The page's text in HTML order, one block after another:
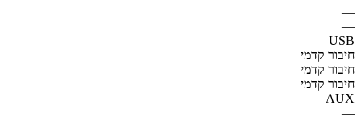
—
—
USB
חיבור קדמי
חיבור קדמי
חיבור קדמי
AUX
—